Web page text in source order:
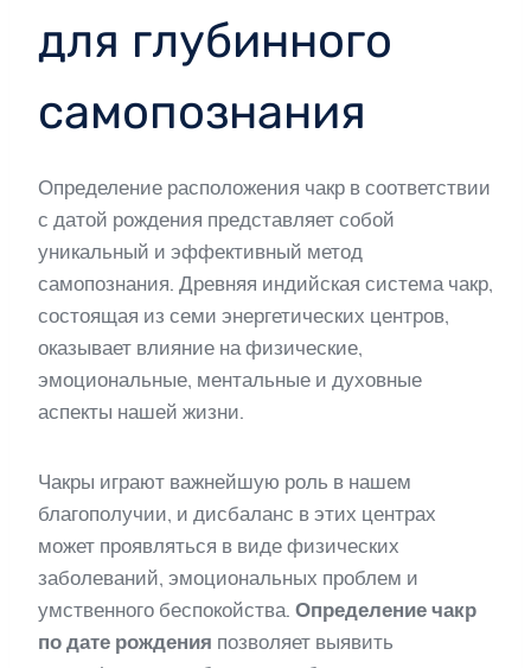
для глубинного
самопознания
Определение расположения чакр в соответствии
с датой рождения представляет собой
уникальный и эффективный метод
самопознания. Древняя индийская система чакр,
состоящая из семи энергетических центров,
оказывает влияние на физические,
эмоциональные, ментальные и духовные
аспекты нашей жизни.
Чакры играют важнейшую роль в нашем
благополучии, и дисбаланс в этих центрах
может проявляться в виде физических
заболеваний, эмоциональных проблем и
умственного беспокойства. Определение чакр
по дате рождения позволяет выявить